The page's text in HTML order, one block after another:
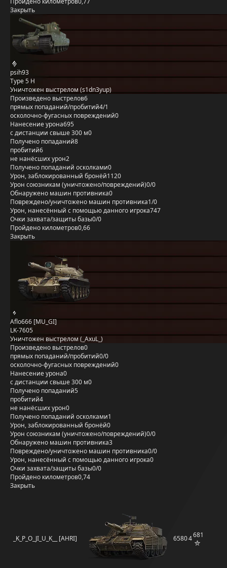
Закрыть
psih93
Type 5 H
Уничтожен выстрелом (s1dn3yup)
Произведено выстрелов6
прямых попаданий/пробитий4/1
осколочно-фугасных повреждений0
Нанесение урона695
с дистанции свыше 300 м0
Получено попаданий8
пробитий6
не нанёсших урон2
Получено попаданий осколками0
Урон, заблокированный бронёй1120
Урон союзникам (уничтожено/повреждений)0/0
Обнаружено машин противника0
Повреждено/уничтожено машин противника1/0
Урон, нанесённый с помощью данного игрока747
Очки захвата/защиты базы0/0
Пройдено километров0,66
Закрыть
Aflo666 [MU_GI]
LK-7605
Уничтожен выстрелом (_AxuL_)
Произведено выстрелов0
прямых попаданий/пробитий0/0
осколочно-фугасных повреждений0
Нанесение урона0
с дистанции свыше 300 м0
Получено попаданий5
пробитий4
не нанёсших урон0
Получено попаданий осколками1
Урон, заблокированный бронёй0
Урон союзникам (уничтожено/повреждений)0/0
Обнаружено машин противника3
Повреждено/уничтожено машин противника0/0
Урон, нанесённый с помощью данного игрока0
Очки захвата/защиты базы0/0
Пройдено километров0,74
Закрыть
_K_P_O_JI_U_K__ [AHRI] 65804681